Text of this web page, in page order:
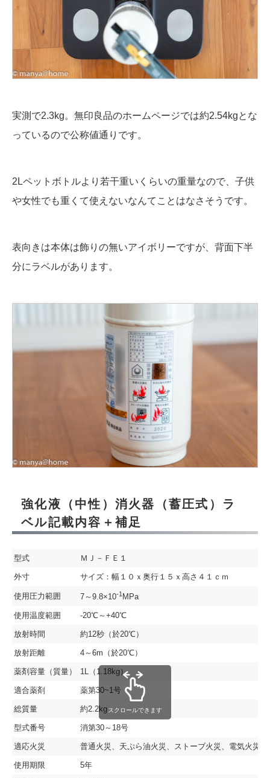
実測で2.3kg。無印良品のホームページでは約2.54kgとな
っているので公称値通りです。
2Lペットボトルより若干重いくらいの重量なので、子供
や女性でも重くて使えないなんてことはなさそうです。
表向きは本体は飾りの無いアイボリーですが、背面下半
分にラベルがあります。
強化液（中性）消火器（蓄圧式）ラ
ベル記載内容＋補足
型式 ＭＪ－ＦＥ１
外寸 サイズ：幅１０ｘ奥行１５ｘ高さ４１ｃｍ
使用圧力範囲 7～9.8×10-1 MPa
使用温度範囲 -20℃～+40℃
放射時間 約12秒（於20℃）
放射距離 4～6m（於20℃）
薬剤容量（質量） 1L（1.18kg）
適合薬剤 薬第30~1号
総質量 約2.2kg
型式番号 消第30～18号
適応火災 普通火災、天ぷら油火災、ストーブ火災、電気火災
使用期限 5年
スクロールできます